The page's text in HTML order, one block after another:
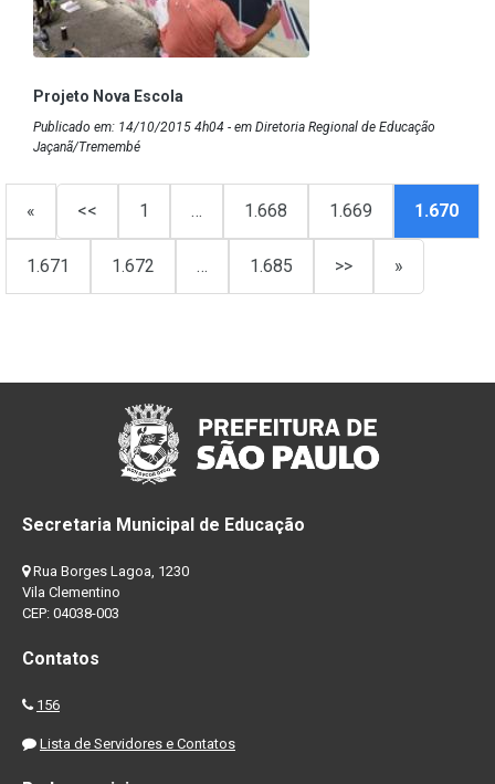
Projeto Nova Escola
Publicado em: 14/10/2015 4h04 - em Diretoria Regional de Educação
Jaçanã/Tremembé
« << 1 … 1.668 1.669 1.670
1.671 1.672 … 1.685 >> »
Secretaria Municipal de Educação
Rua Borges Lagoa, 1230
Vila Clementino
CEP: 04038-003
Contatos
156
Lista de Servidores e Contatos